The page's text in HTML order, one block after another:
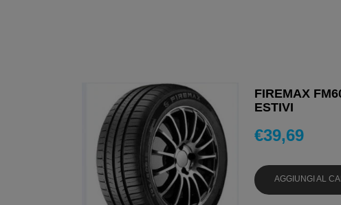
FIREMAX
ESTIVI
€39,69
AGGIUNGI AL